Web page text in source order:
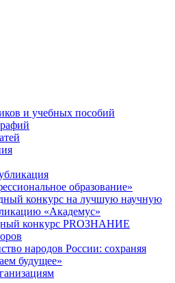
и учебных пособий
образование»
конкурс на лучшую научную
«Академус»
конкурс PROЗНАНИЕ
народов России: сохраняя
будущее»